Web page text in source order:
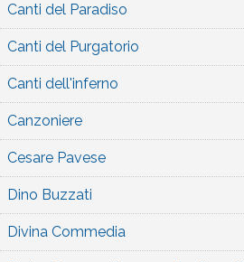
Canti del Paradiso
Canti del Purgatorio
Canti dell'inferno
Canzoniere
Cesare Pavese
Dino Buzzati
Divina Commedia